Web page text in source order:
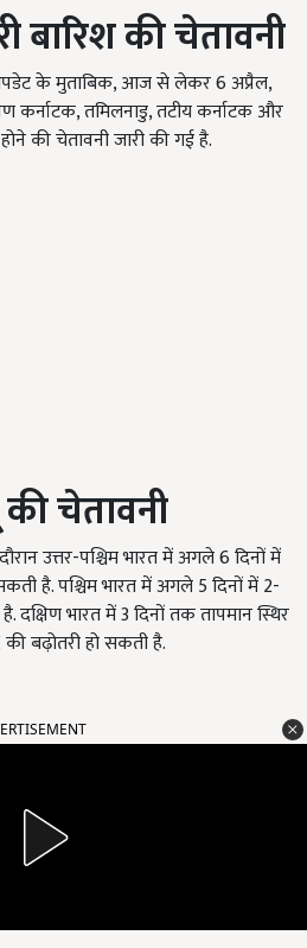
बारिश की चेतावनी
अपडेट के मुताबिक, आज से लेकर 6 अप्रैल,
कर्नाटक, तमिलनाडु, तटीय कर्नाटक और
की चेतावनी जारी की गई है.
चेतावनी
उत्तर-पश्चिम भारत में अगले 6 दिनों में
है. पश्चिम भारत में अगले 5 दिनों में 2-
दक्षिण भारत में 3 दिनों तक तापमान स्थिर
बढ़ोतरी हो सकती है.